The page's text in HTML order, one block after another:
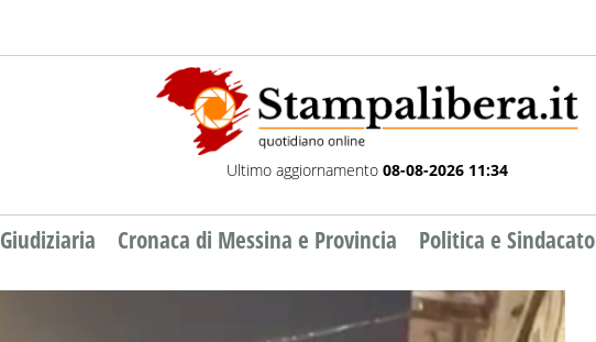
Ultimo aggiornamento 08-08-2026 11:34
Giudiziaria Cronaca di Messina e Provincia Politica e Sindacato